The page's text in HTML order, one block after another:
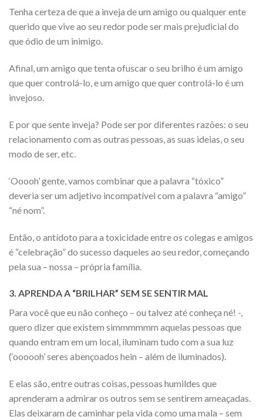
Tenha certeza de que a inveja de um amigo ou qualquer ente
querido que vive ao seu redor pode ser mais prejudicial do
que ódio de um inimigo.
Afinal, um amigo que tenta ofuscar o seu brilho é um amigo
que quer controlá-lo, e um amigo que quer controlá-lo é um
invejoso.
E por que sente inveja? Pode ser por diferentes razões: o seu
relacionamento com as outras pessoas, as suas ideias, o seu
modo de ser, etc.
‘Ooooh’ gente, vamos combinar que a palavra “tóxico”
deveria ser um adjetivo incompatível com a palavra “amigo”
“né nom”.
Então, o antídoto para a toxicidade entre os colegas e amigos
é “celebração” do sucesso daqueles ao seu redor, começando
pela sua – nossa – própria família.
3. APRENDA A “BRILHAR” SEM SE SENTIR MAL
Para você que eu não conheço – ou talvez até conheça né! -,
quero dizer que existem simmmmmm aquelas pessoas que
quando entram em um local, iluminam tudo com a sua luz
(‘oooooh’ seres abençoados hein – além de iluminados).
E elas são, entre outras coisas, pessoas humildes que
aprenderam a admirar os outros sem se sentirem ameaçadas.
Elas deixaram de caminhar pela vida como uma mala – sem